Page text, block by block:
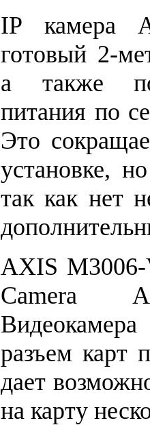
IP камера
готовый 2-
а также
питания по
Это
установке,
так как нет
AXIS
Camera
разъем карт
дает
на карту